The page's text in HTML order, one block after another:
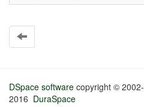
DSpace software copyright © 2002-
2016 DuraSpace